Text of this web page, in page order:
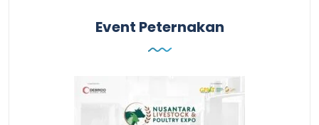
Event Peternakan